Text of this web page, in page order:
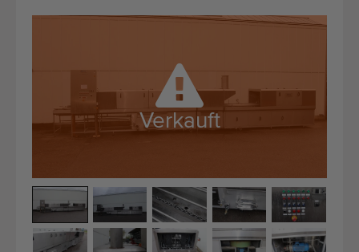
Fachpersonal
Weltweite Lieferung
Verkauft